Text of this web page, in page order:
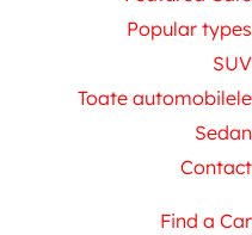
Popular types
SUV
Toate automobilele
Sedan
Contact
Find a Car